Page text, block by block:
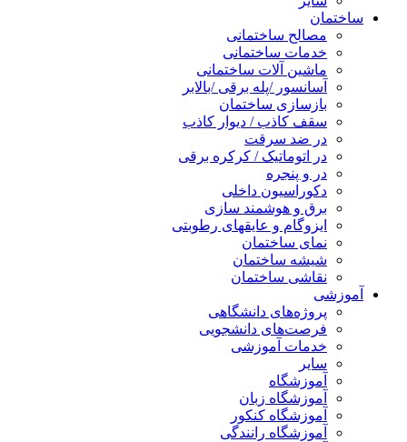
ساختمان
مصالح ساختمانی
خدمات ساختمانی
ماشین آلات ساختمانی
آسانسور /پله برقی /بالابر
بازسازی ساختمان
سقف کاذب / دیوار کاذب
در ضد سرقت
در اتوماتیک / کرکره برقی
در و پنجره
دکوراسیون داخلی
برق و هوشمند سازی
ایزوگام و عایقهای رطوبتی
نمای ساختمان
شیشه ساختمان
نقاشی ساختمان
آموزشی
پروژه‌های دانشگاهی
فرصت‌های دانشجویی
خدمات آموزشی
سایر
آموزشگاه
آموزشگاه زبان
آموزشگاه کنکور
آموزشگاه رانندگی